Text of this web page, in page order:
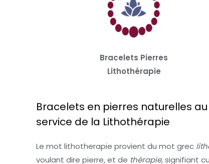
Bracelets Pierres
Lithothérapie
Bracelets en pierres naturelles au
service de la Lithothérapie
Le mot lithotherapie provient du mot grec
voulant dire pierre, et de thérapie, signifiant